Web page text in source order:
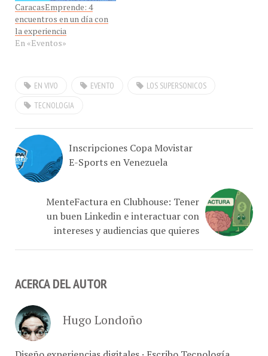
CaracasEmprende: 4
encuentros en un día con
la experiencia
En «Eventos»
EN VIVO EVENTO
LOS SUPERSONICOS
TECNOLOGIA
Inscripciones Copa Movistar
E-Sports en Venezuela
MenteFactura en Clubhouse: Tener
un buen Linkedin e interactuar con
intereses y audiencias que quieres
ACERCA DEL AUTOR
Hugo Londoño